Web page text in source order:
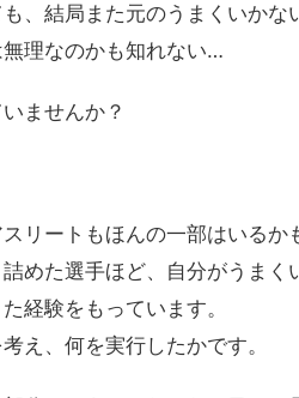
、結局また元のうまくいかな
理なのかも知れない…
ませんか？
リートもほんの一部はいるか
めた選手ほど、自分がうまく
経験をもっています。
え、何を実行したかです。